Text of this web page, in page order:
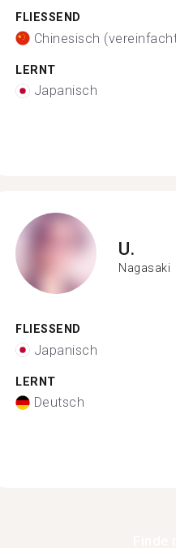
FLIESSEND
Chinesisch
LERNT
Japanisch
U.
Nagasaki
FLIESSEND
Japanisch
LERNT
Deutsch